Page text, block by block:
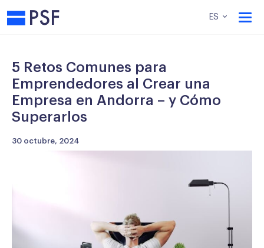
PSF ES
5 Retos Comunes para
Emprendedores al Crear una
Empresa en Andorra – y Cómo
Superarlos
30 octubre, 2024